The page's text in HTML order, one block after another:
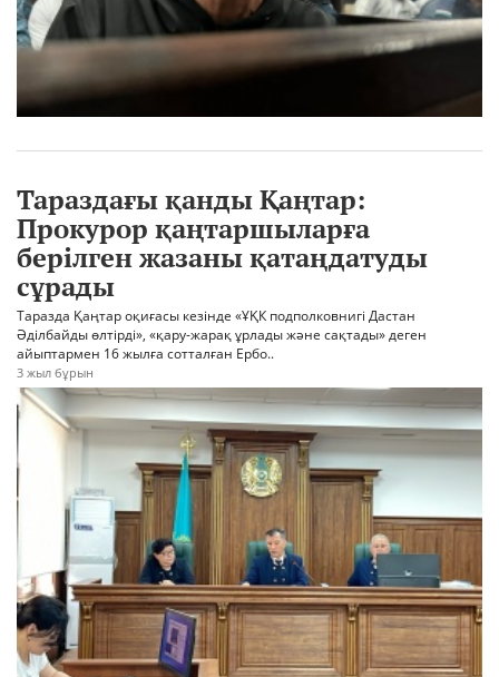
Тараздағы қанды Қаңтар:
Прокурор қаңтаршыларға
берілген жазаны қатаңдатуды
сұрады
Таразда Қаңтар оқиғасы кезінде «ҰҚК подполковнигі Дастан
Әділбайды өлтірді», «қару-жарақ ұрлады және сақтады» деген
айыптармен 16 жылға сотталған Ербо..
3 жыл бұрын